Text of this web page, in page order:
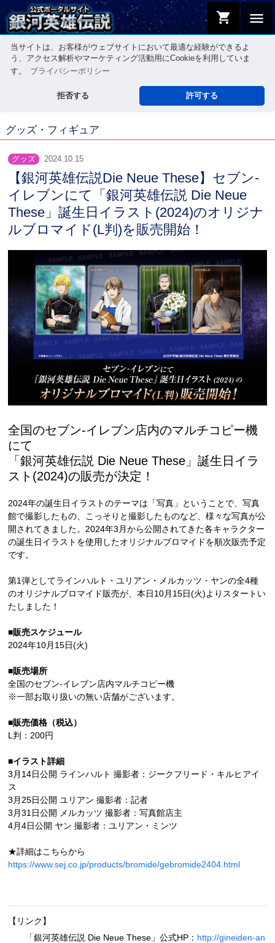
当サイトは、お客様がウェブサイトにおいて最適な経験ができるよ
う、アクセス解析やマーケティング活動用にCookieを利用していま
す。
プライバシーポリシー
拒否する 許可する
menu
shopping_cart
グッズ・フィギュア
グッズ 2024.10.15
【銀河英雄伝説Die Neue These】セブン‐
イレブンにて「銀河英雄伝説 Die Neue
These」誕生日イラスト(2024)のオリジナ
ルブロマイド(L判)を販売開始！
全国のセブン‐イレブン店内のマルチコピー機
にて
「銀河英雄伝説 Die Neue These」誕生日イラ
スト(2024)の販売が決定！
2024年の誕生日イラストのテーマは「写真」ということで、写真
館で撮影したもの、こっそりと撮影したものなど、様々な写真が公
開されてきました。2024年3月から公開されてきた各キャラクター
の誕生日イラストを使用したオリジナルブロマイドを順次販売予定
です。
第1弾としてラインハルト・ユリアン・メルカッツ・ヤンの全4種
のオリジナルブロマイド販売が、本日10月15日(火)よりスタートい
たしました！
■販売スケジュール
2024年10月15日(火)
■販売場所
全国のセブン‐イレブン店内マルチコピー機
※一部お取り扱いの無い店舗がございます。
■販売価格（税込）
L判：200円
■イラスト詳細
3月14日公開 ラインハルト 撮影者：ジークフリード・キルヒアイ
ス
3月25日公開 ユリアン 撮影者：記者
3月31日公開 メルカッツ 撮影者：写真館店主
4月4日公開 ヤン 撮影者：ユリアン・ミンツ
★詳細はこちらから
https://www.sej.co.jp/products/bromide/gebromide2404.html
【リンク】
「銀河英雄伝説 Die Neue These」公式HP： http://gineiden-an